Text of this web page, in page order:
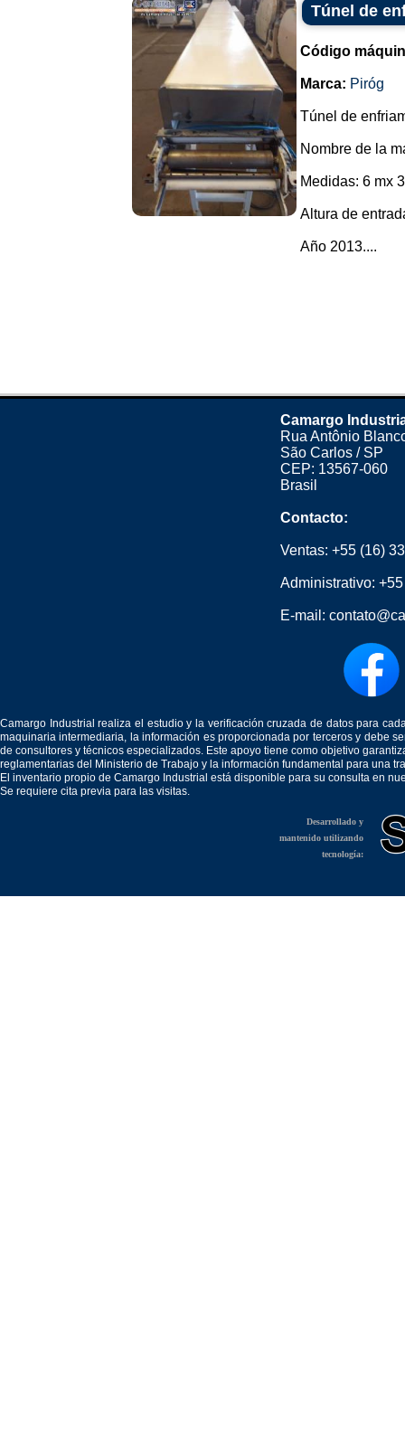
Túnel de
Código
Marca: Piróg
Túnel de
Nombre de la
Medidas: 6 mx
Altura de
Año 2013....
Camargo
Rua Antônio
São Carlos / SP
CEP: 13567-060
Brasil
Contacto:
Ventas: +55 (16)
Administrativo:
E-mail:
Camargo Industrial realiza el estudio y la verificación cruzada de datos para
maquinaria intermediaria, la información es proporcionada por terceros y debe
de consultores y técnicos especializados. Este apoyo tiene como objetivo
reglamentarias del Ministerio de Trabajo y la información fundamental para una
El inventario propio de Camargo Industrial está disponible para su consulta en
Se requiere cita previa para las visitas.
Desarrollado y
mantenido utilizando
tecnología: